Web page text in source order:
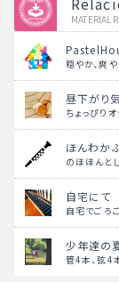
MATERIAL
穏やか、爽
昼下がり
ちょっぴり
ほんわか
のほほんと
自宅にて
自宅でごろ
少年達の
管4本、弦4